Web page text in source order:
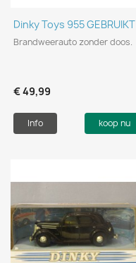
Dinky Toys 955 GEBRUIKT
Brandweerauto zonder doos.
€ 49,99
Info koop nu